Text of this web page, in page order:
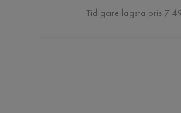
Pris
Tidigare lägsta pris 7